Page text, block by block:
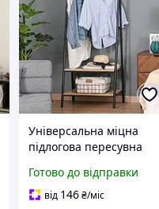
Універсальна міцна
підлогова пересувна
одягу з дерев'яними
полицями
Готово до відправки
від 146 ₴/міс